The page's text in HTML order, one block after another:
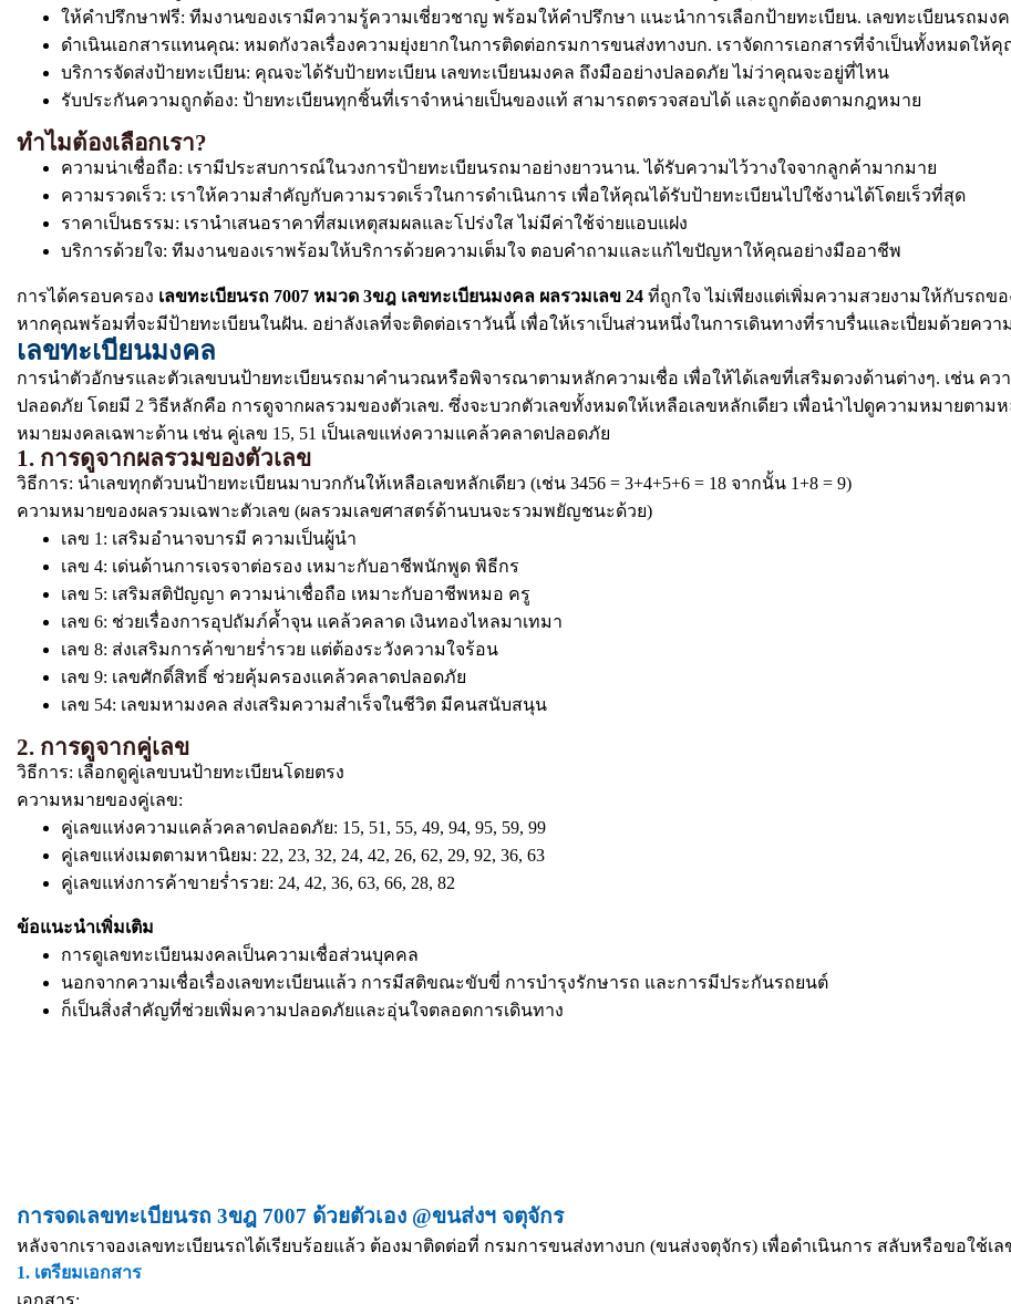
ให้คำปรึกษาฟรี: ทีมงานของเรามีความรู้ความเชี่ยวชาญ พร้อมให้คำปรึกษา แนะนำการเลือกป้ายทะเบียน. เลขทะเบียนรถ
ดำเนินเอกสารแทนคุณ: หมดกังวลเรื่องความยุ่งยากในการติดต่อกรมการขนส่งทางบก. เราจัดการเอกสารที่จำเป็นทั้งหมดให้คุ
บริการจัดส่งป้ายทะเบียน: คุณจะได้รับป้ายทะเบียน เลขทะเบียนมงคล ถึงมืออย่างปลอดภัย ไม่ว่าคุณจะอยู่ที่ไหน
รับประกันความถูกต้อง: ป้ายทะเบียนทุกชิ้นที่เราจำหน่ายเป็นของแท้ สามารถตรวจสอบได้ และถูกต้องตามกฎหมาย
ทำไมต้องเลือกเรา?
ความน่าเชื่อถือ: เรามีประสบการณ์ในวงการป้ายทะเบียนรถมาอย่างยาวนาน. ได้รับความไว้วางใจจากลูกค้ามากมาย
ความรวดเร็ว: เราให้ความสำคัญกับความรวดเร็วในการดำเนินการ เพื่อให้คุณได้รับป้ายทะเบียนไปใช้งานได้โดยเร็วที่สุด
ราคาเป็นธรรม: เรานำเสนอราคาที่สมเหตุสมผลและโปร่งใส ไม่มีค่าใช้จ่ายแอบแฝง
บริการด้วยใจ: ทีมงานของเราพร้อมให้บริการด้วยความเต็มใจ ตอบคำถามและแก้ไขปัญหาให้คุณอย่างมืออาชีพ
การได้ครอบครอง เลขทะเบียนรถ 7007 หมวด 3ขฎ เลขทะเบียนมงคล ผลรวมเลข 24 ที่ถูกใจ ไม่เพียงแต่เพิ่มความสวยงามให้กับรถ
หากคุณพร้อมที่จะมีป้ายทะเบียนในฝัน. อย่าลังเลที่จะติดต่อเราวันนี้ เพื่อให้เราเป็นส่วนหนึ่งในการเดินทางที่ราบรื่นและเปี่ยมด้วยคว
เลขทะเบียนมงคล
การนำตัวอักษรและตัวเลขบนป้ายทะเบียนรถมาคำนวณหรือพิจารณาตามหลักความเชื่อ เพื่อให้ได้เลขที่เสริมดวงด้านต่างๆ. เช่น คว
ปลอดภัย โดยมี 2 วิธีหลักคือ การดูจากผลรวมของตัวเลข. ซึ่งจะบวกตัวเลขทั้งหมดให้เหลือเลขหลักเดียว เพื่อนำไปดูความหมายตาม
หมายมงคลเฉพาะด้าน เช่น คู่เลข 15, 51 เป็นเลขแห่งความแคล้วคลาดปลอดภัย
1. การดูจากผลรวมของตัวเลข
วิธีการ: นำเลขทุกตัวบนป้ายทะเบียนมาบวกกันให้เหลือเลขหลักเดียว (เช่น 3456 = 3+4+5+6 = 18 จากนั้น 1+8 = 9)
ความหมายของผลรวมเฉพาะตัวเลข (ผลรวมเลขศาสตร์ด้านบนจะรวมพยัญชนะด้วย)
เลข 1: เสริมอำนาจบารมี ความเป็นผู้นำ
เลข 4: เด่นด้านการเจรจาต่อรอง เหมาะกับอาชีพนักพูด พิธีกร
เลข 5: เสริมสติปัญญา ความน่าเชื่อถือ เหมาะกับอาชีพหมอ ครู
เลข 6: ช่วยเรื่องการอุปถัมภ์ค้ำจุน แคล้วคลาด เงินทองไหลมาเทมา
เลข 8: ส่งเสริมการค้าขายร่ำรวย แต่ต้องระวังความใจร้อน
เลข 9: เลขศักดิ์สิทธิ์ ช่วยคุ้มครองแคล้วคลาดปลอดภัย
เลข 54: เลขมหามงคล ส่งเสริมความสำเร็จในชีวิต มีคนสนับสนุน
2. การดูจากคู่เลข
วิธีการ: เลือกดูคู่เลขบนป้ายทะเบียนโดยตรง
ความหมายของคู่เลข:
คู่เลขแห่งความแคล้วคลาดปลอดภัย: 15, 51, 55, 49, 94, 95, 59, 99
คู่เลขแห่งเมตตามหานิยม: 22, 23, 32, 24, 42, 26, 62, 29, 92, 36, 63
คู่เลขแห่งการค้าขายร่ำรวย: 24, 42, 36, 63, 66, 28, 82
ข้อแนะนำเพิ่มเติม
การดูเลขทะเบียนมงคลเป็นความเชื่อส่วนบุคคล
นอกจากความเชื่อเรื่องเลขทะเบียนแล้ว การมีสติขณะขับขี่ การบำรุงรักษารถ และการมีประกันรถยนต์
ก็เป็นสิ่งสำคัญที่ช่วยเพิ่มความปลอดภัยและอุ่นใจตลอดการเดินทาง
การจดเลขทะเบียนรถ 3ขฎ 7007 ด้วยตัวเอง @ขนส่งฯ จตุจักร
หลังจากเราจองเลขทะเบียนรถได้เรียบร้อยแล้ว ต้องมาติดต่อที่ กรมการขนส่งทางบก (ขนส่งจตุจักร) เพื่อดำเนินการ สลับหรือขอใช้
1. เตรียมเอกสาร
เอกสาร: